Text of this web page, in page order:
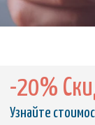
-20%
Узнайте